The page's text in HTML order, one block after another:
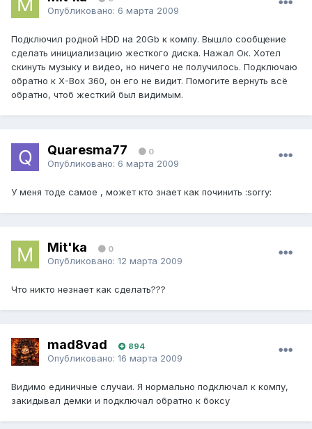
Опубликовано: 6 марта 2009
Подключил родной HDD на 20Gb к компу. Вышло сообщение
сделать инициализацию жесткого диска. Нажал Ок. Хотел
скинуть музыку и видео, но ничего не получилось. Подключаю
обратно к X-Box 360, он его не видит. Помогите вернуть всё
обратно, чтоб жесткий был видимым.
Quaresma77 0
Опубликовано: 6 марта 2009
У меня тоде самое , может кто знает как починить :sorry:
Mit'ka 0
Опубликовано: 12 марта 2009
Что никто незнает как сделать???
mad8vad 894
Опубликовано: 16 марта 2009
Видимо единичные случаи. Я нормально подключал к компу,
закидывал демки и подключал обратно к боксу